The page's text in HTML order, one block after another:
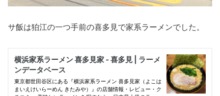
サ飯は狛江の一つ手前の喜多見で家系ラーメンでした。